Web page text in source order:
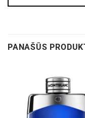
PANAŠŪS